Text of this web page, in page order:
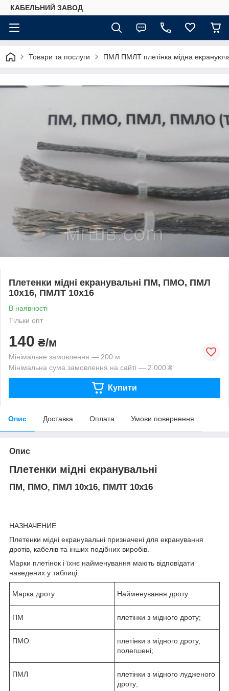
КАБЕЛЬНИЙ ЗАВОД
Товари та послуги ПМЛ ПМЛТ плетінка мідна
Плетенки мідні екранувальні ПМ, ПМО, ПМЛ
10х16, ПМЛТ 10х16
В наявності
Тільки опт
140 ₴/м
Мінімальне замовлення — 200 м
Мінімальна сума замовлення на сайті — 2 000 ₴
Купити
Опис Доставка Оплата Умови повернення
Опис
Плетенки мідні екранувальні
ПМ, ПМО, ПМЛ 10х16, ПМЛТ 10х16
НАЗНАЧЕНИЕ
Плетенки мідні екранувальні призначені для екранування
дротів, кабелів та інших подібних виробів.
Марки плетінок і їхнє найменування мають відповідати
наведених у таблиці:
Марка дроту Найменування дроту
ПМ плетінки з мідного дроту;
ПМО
плетінки з мідного дроту,
полегшені;
ПМЛ
плетінки з мідного лудженого
дроту;